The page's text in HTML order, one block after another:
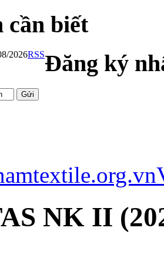
cần biết
2026RSSĐăng ký
NK II